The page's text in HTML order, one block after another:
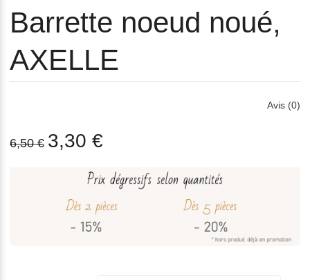
Barrette noeud noué,
AXELLE
Avis (0)
6,50 € 3,30 €